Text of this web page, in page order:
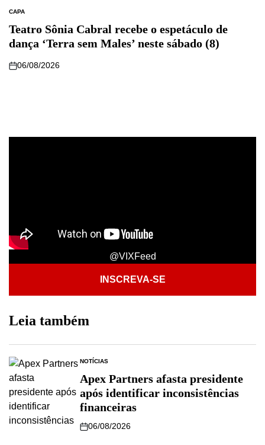
CAPA
Teatro Sônia Cabral recebe o espetáculo de
dança ‘Terra sem Males’ neste sábado (8)
06/08/2026
@VIXFeed
INSCREVA-SE
Leia também
NOTÍCIAS
Apex Partners afasta presidente
após identificar inconsistências
financeiras
06/08/2026